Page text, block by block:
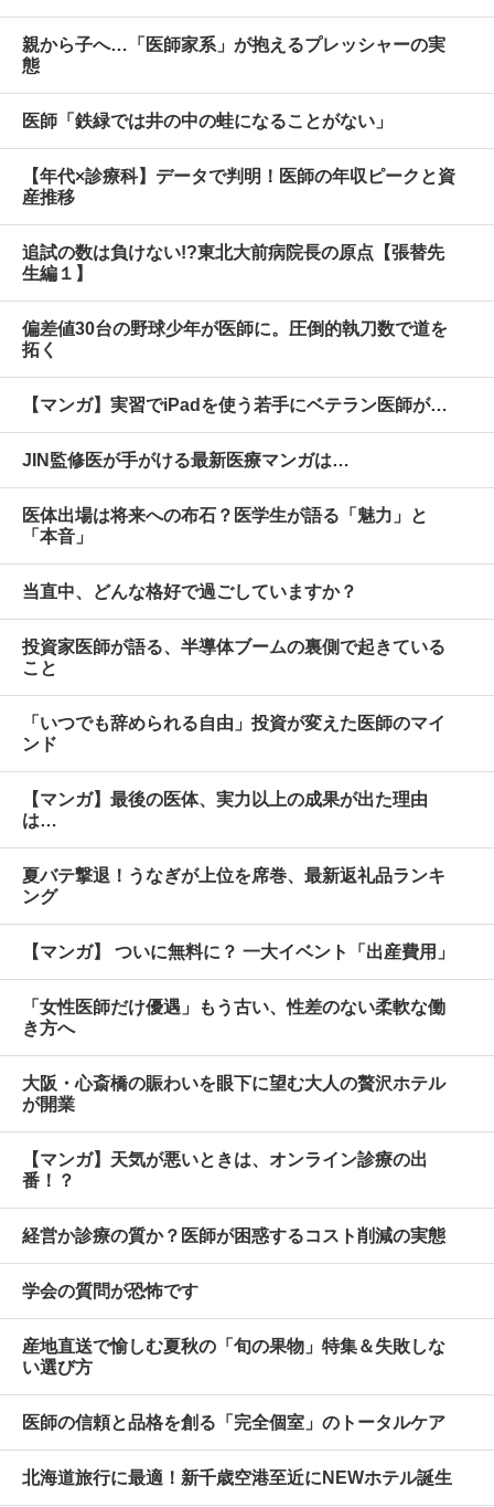
親から子へ…「医師家系」が抱えるプレッシャーの実
態
医師「鉄緑では井の中の蛙になることがない」
【年代×診療科】データで判明！医師の年収ピークと資
産推移
追試の数は負けない!?東北大前病院長の原点【張替先
生編１】
偏差値30台の野球少年が医師に。圧倒的執刀数で道を
拓く
【マンガ】実習でiPadを使う若手にベテラン医師が…
JIN監修医が手がける最新医療マンガは…
医体出場は将来への布石？医学生が語る「魅力」と
「本音」
当直中、どんな格好で過ごしていますか？
投資家医師が語る、半導体ブームの裏側で起きている
こと
「いつでも辞められる自由」投資が変えた医師のマイ
ンド
【マンガ】最後の医体、実力以上の成果が出た理由
は…
夏バテ撃退！うなぎが上位を席巻、最新返礼品ランキ
ング
【マンガ】 ついに無料に？ 一大イベント「出産費用」
「女性医師だけ優遇」もう古い、性差のない柔軟な働
き方へ
大阪・心斎橋の賑わいを眼下に望む大人の贅沢ホテル
が開業
【マンガ】天気が悪いときは、オンライン診療の出
番！？
経営か診療の質か？医師が困惑するコスト削減の実態
学会の質問が恐怖です
産地直送で愉しむ夏秋の「旬の果物」特集＆失敗しな
い選び方
医師の信頼と品格を創る「完全個室」のトータルケア
北海道旅行に最適！新千歳空港至近にNEWホテル誕生